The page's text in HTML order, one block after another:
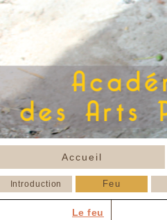
Accueil
Introduction Feu
Le feu